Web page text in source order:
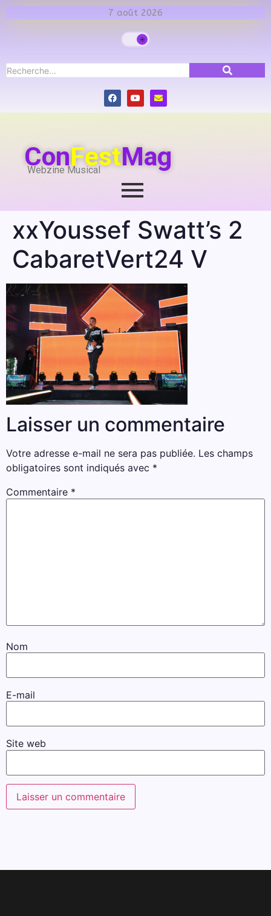
7 août 2026
ConFestMag
Webzine Musical
xxYoussef Swatt’s 2
CabaretVert24 V
Laisser un commentaire
Votre adresse e-mail ne sera pas publiée. Les champs
obligatoires sont indiqués avec *
Commentaire *
Nom
E-mail
Site web